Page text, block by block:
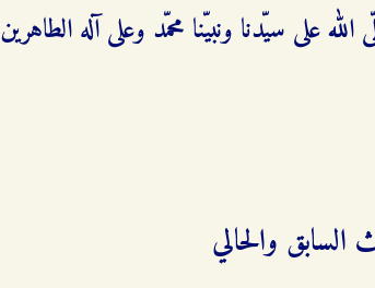
على سيّدنا ونبيّنا محمّد وعلى آله الطاهرين
والحالي